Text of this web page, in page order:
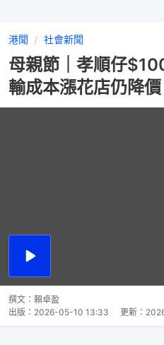
港聞 社會新聞
母親節｜孝順仔
輸成本漲花店仍降
播
撰文： 賴卓盈
出版： 2026-05-10 13:33 更新：